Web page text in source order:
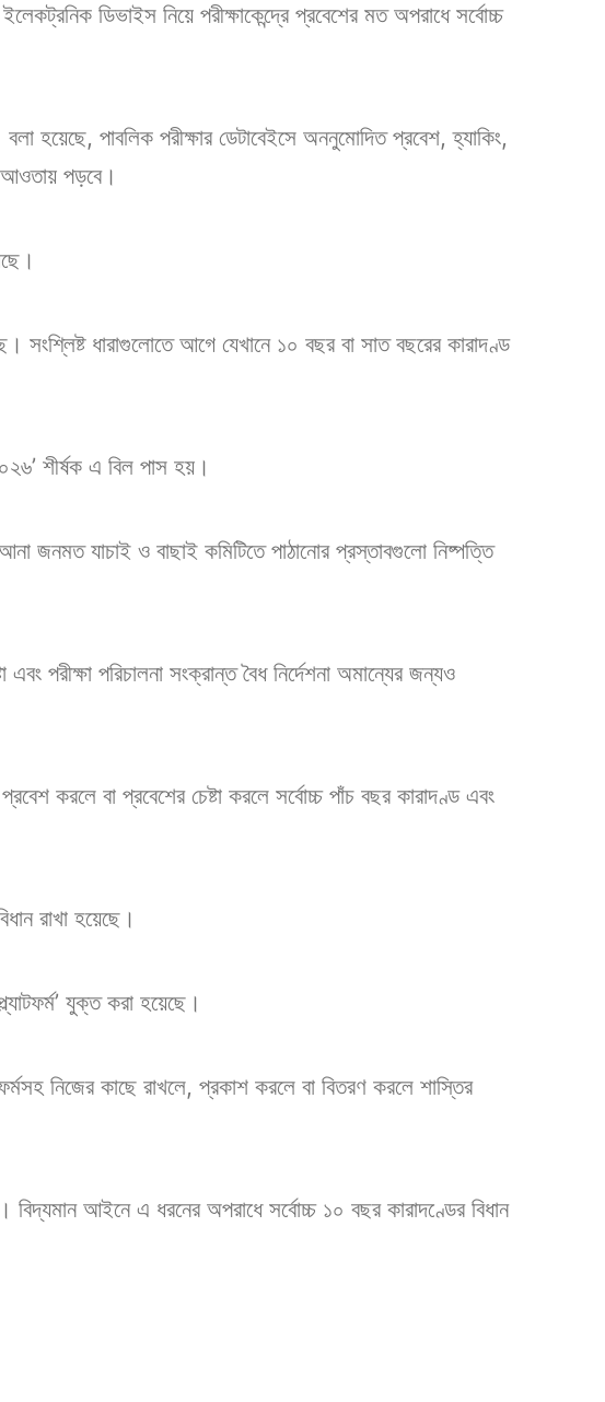
ডিভাইস নিয়ে পরীক্ষাকেন্দ্রে প্রবেশের মত অপরাধে সর্বোচ্চ
হয়েছে, পাবলিক পরীক্ষার ডেটাবেইসে অননুমোদিত প্রবেশ, হ্যাকিং,
আওতায় পড়বে।
ধারাগুলোতে আগে যেখানে ১০ বছর বা সাত বছরের কারাদণ্ড
শীর্ষক এ বিল পাস হয়।
জনমত যাচাই ও বাছাই কমিটিতে পাঠানোর প্রস্তাবগুলো নিষ্পত্তি
এবং পরীক্ষা পরিচালনা সংক্রান্ত বৈধ নির্দেশনা অমান্যের জন্যও
করলে বা প্রবেশের চেষ্টা করলে সর্বোচ্চ পাঁচ বছর কারাদণ্ড এবং
রাখা হয়েছে।
যুক্ত করা হয়েছে।
নিজের কাছে রাখলে, প্রকাশ করলে বা বিতরণ করলে শাস্তির
আইনে এ ধরনের অপরাধে সর্বোচ্চ ১০ বছর কারাদণ্ডের বিধান